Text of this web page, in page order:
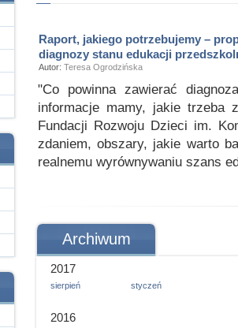
Raport, jakiego potrzebujemy –
diagnozy stanu edukacji
Autor: Teresa Ogrodzińska
"Co powinna zawierać
informacje mamy, jakie trzeba
Fundacji Rozwoju Dzieci im.
zdaniem, obszary, jakie warto
realnemu wyrównywaniu szans
Archiwum
2017
sierpień styczeń
2016